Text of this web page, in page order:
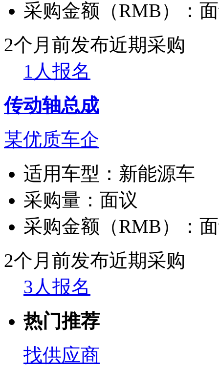
采购金额（RMB）：
2个月前发布近期采购
1人报名
传动轴总成
某优质车企
适用车型： 新能源车
采购量： 面议
采购金额（RMB）：
2个月前发布近期采购
3人报名
热门推荐
找供应商